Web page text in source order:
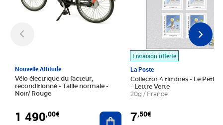
Nouvelle Attitude
Vélo électrique du facteur,
reconditionné - Taille normale -
Noir/ Rouge
1 490,00€ Ajouter au panier
Livraison offerte
La Poste
Collector 4 timbres - Le Petit
- Lettre Verte
20g / France
7,50€